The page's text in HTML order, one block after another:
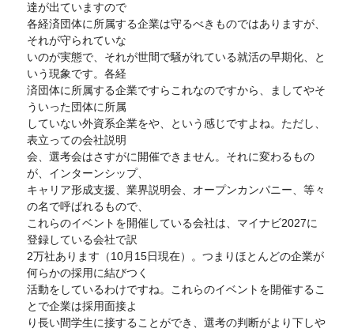
達が出ていますので
各経済団体に所属する企業は守るべきものではありますが、
それが守られていな
いのが実態で、それが世間で騒がれている就活の早期化、と
いう現象です。各経
済団体に所属する企業ですらこれなのですから、ましてやそ
ういった団体に所属
していない外資系企業をや、という感じですよね。ただし、
表立っての会社説明
会、選考会はさすがに開催できません。それに変わるもの
が、インターンシップ、
キャリア形成支援、業界説明会、オープンカンパニー、等々
の名で呼ばれるもので、
これらのイベントを開催している会社は、マイナビ2027に
登録している会社で訳
2万社あります（10月15日現在）。つまりほとんどの企業が
何らかの採用に結びつく
活動をしているわけですね。これらのイベントを開催するこ
とで企業は採用面接よ
り長い間学生に接することができ、選考の判断がより下しや